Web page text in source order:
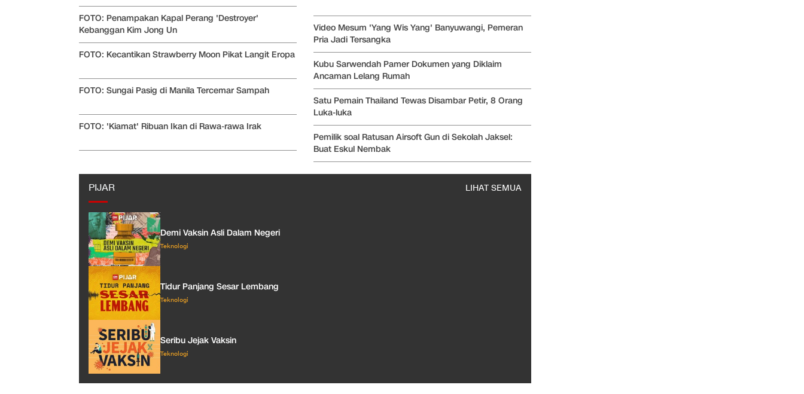
FOTO: Penampakan Kapal Perang 'Destroyer'
Kebanggan Kim Jong Un
FOTO: Kecantikan Strawberry Moon Pikat Langit Eropa
FOTO: Sungai Pasig di Manila Tercemar Sampah
FOTO: 'Kiamat' Ribuan Ikan di Rawa-rawa Irak
Video Mesum 'Yang Wis Yang' Banyuwangi, Pemeran
Pria Jadi Tersangka
Kubu Sarwendah Pamer Dokumen yang Diklaim
Ancaman Lelang Rumah
Satu Pemain Thailand Tewas Disambar Petir, 8 Orang
Luka-luka
Pemilik soal Ratusan Airsoft Gun di Sekolah Jaksel:
Buat Eskul Nembak
PIJAR LIHAT SEMUA
Demi Vaksin Asli Dalam Negeri
Teknologi
Tidur Panjang Sesar Lembang
Teknologi
Seribu Jejak Vaksin
Teknologi